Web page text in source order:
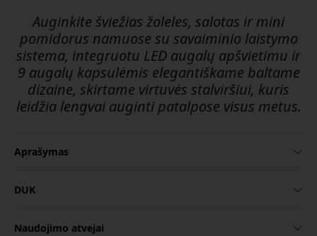
Auginkite šviežias žoleles, salotas ir mini
pomidorus namuose su savaiminio laistymo
sistema, integruotu LED augalų apšvietimu ir
9 augalų kapsulėmis elegantiškame baltame
dizaine, skirtame virtuvės stalviršiui, kuris
leidžia lengvai auginti patalpose visus metus.
Aprašymas
DUK
Naudojimo atvejai